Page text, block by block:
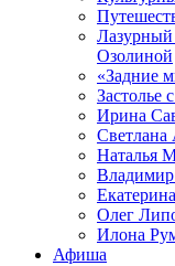
Лазурный
Озолиной
«Задние
Застолье
Ирина
Светлана
Наталья
Олег
Илона
Афиша